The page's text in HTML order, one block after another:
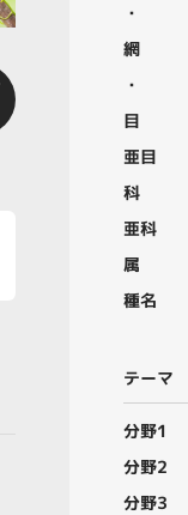
・
網
・
目
亜目
科
亜科
属
種名
テーマ
分野1
分野2
分野3